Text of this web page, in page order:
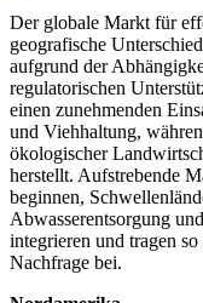
Der globale Markt für
geografische
aufgrund der
regulatorischen
einen zunehmenden
und Viehhaltung,
ökologischer
herstellt. Aufstrebende
beginnen,
Abwasserentsorgung
integrieren und tragen
Nachfrage bei.